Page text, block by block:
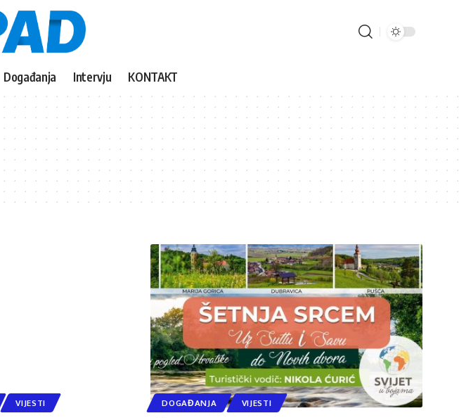
Događanja Intervju KONTAKT
VIJESTI DOGAĐANJA VIJESTI